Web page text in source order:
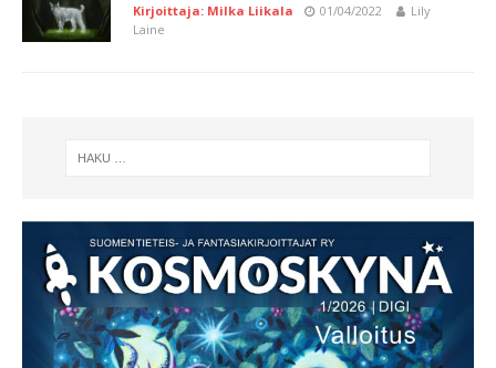
Kirjoittaja: Milka Liikala 01/04/2022
Lily
Laine